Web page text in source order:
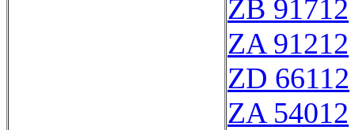
ZB 91712
ZA 91212
ZD 66112
ZA 54012